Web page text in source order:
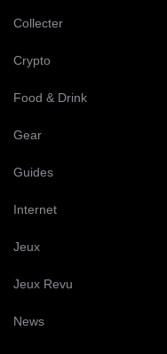
Collecter
Crypto
Food & Drink
Gear
Guides
Internet
Jeux
Jeux Revu
News